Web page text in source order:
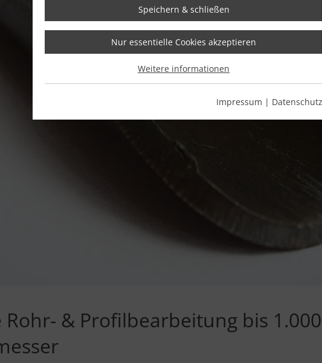
Rohr- & Profilbearbeitung bis
Speichern & schließen
Nur essentielle Cookies akzeptieren
Weitere informationen
Impressum | Datenschutz